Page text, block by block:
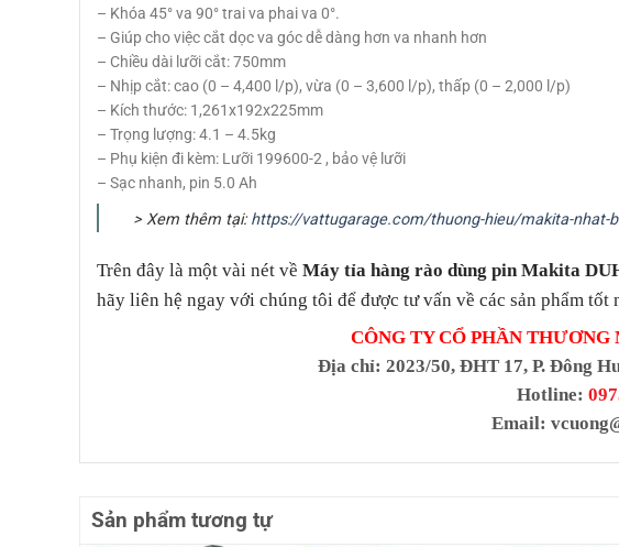
– Khóa 45° va 90° trai va phai va 0°.
– Giúp cho việc cắt dọc va góc dễ dàng hơn va nhanh hơn
– Chiều dài lưỡi cắt: 750mm
– Nhịp cắt: cao (0 – 4,400 l/p), vừa (0 – 3,600 l/p), thấp (0 – 2,000 l/p)
– Kích thước: 1,261x192x225mm
– Trọng lượng: 4.1 – 4.5kg
– Phụ kiện đi kèm: Lưỡi 199600-2 , bảo vệ lưỡi
– Sạc nhanh, pin 5.0 Ah
> Xem thêm tại:https://vattugarage.com/thuong-hieu/makita-nhat-
Trên đây là một vài nét về Máy tỉa hàng rào dùng pin Makita
hãy liên hệ ngay với chúng tôi để được tư vấn về các sản phẩm tốt
CÔNG TY CỔ PHẦN
Địa chỉ: 2023/50, ĐHT 17, P. Đông
Hotline:
Email:
Sản phẩm tương tự